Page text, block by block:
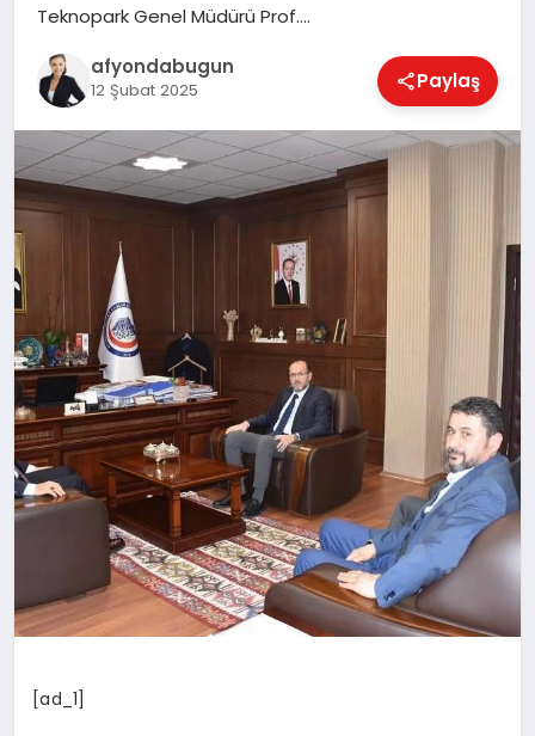
MAGAZIN
SAĞLIK
SPOR
YAŞAM
Teknopark Genel Müdürü Prof….
afyondabugun
12 Şubat 2025 Paylaş
[ad_1]